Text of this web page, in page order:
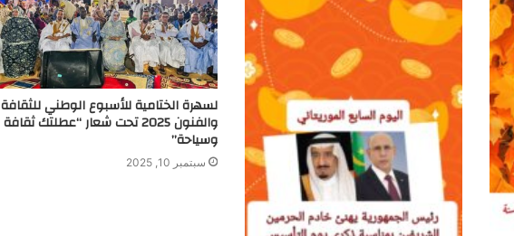
لسهرة الختامية للأسبوع الوطني للثقافة
والفنون 2025 تحت شعار “عطلتك ثقافة
وسياحة”
سبتمبر 10, 2025